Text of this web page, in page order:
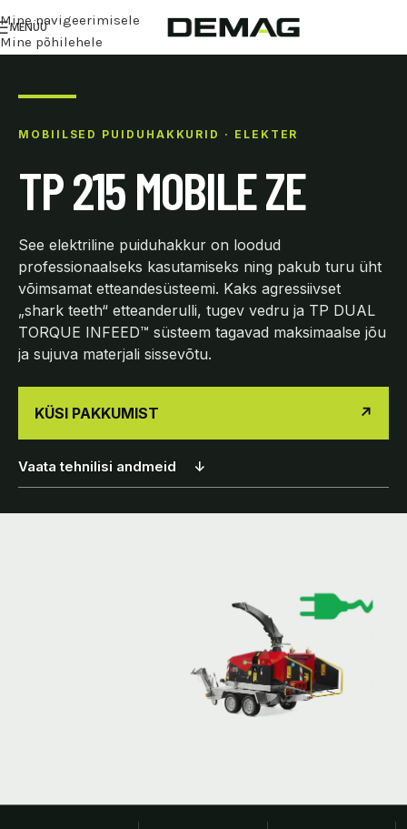
Mine navigeerimisele
Mine põhilehele
MENÜÜ
MOBIILSED PUIDUHAKKURID · ELEKTER
TP 215 MOBILE ZE
See elektriline puiduhakkur on loodud
professionaalseks kasutamiseks ning pakub turu üht
võimsamat etteandesüsteemi. Kaks agressiivset
„shark teeth“ etteanderulli, tugev vedru ja TP DUAL
TORQUE INFEED™ süsteem tagavad maksimaalse jõu
ja sujuva materjali sissevõtu.
KÜSI PAKKUMIST ↗
Vaata tehnilisi andmeid ↓